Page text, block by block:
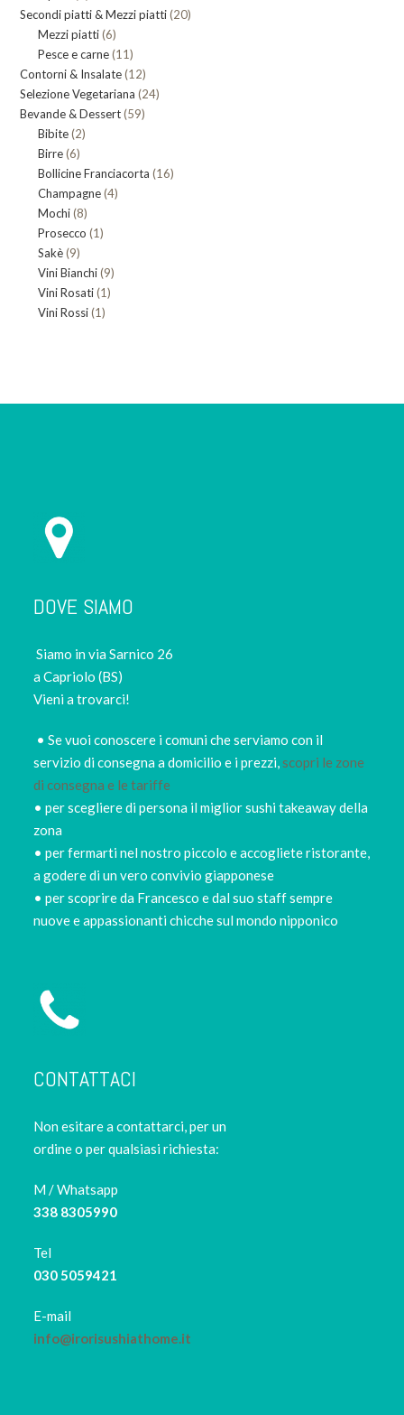
prodotti
Secondi piatti & Mezzi piatti 2020
Mezzi piatti 66
prodotti
Pesce e carne 1111
prodotti
Contorni & Insalate 1212
prodotti
Selezione Vegetariana 2424
Bevande & Dessert 5959
Bibite 22
Birre 66
prodotti
Bollicine Franciacorta 1616
Champagne 44
Mochi 88
prodotti
Prosecco 11
Sakè 99
prodotti
Vini Bianchi 99
Vini Rosati 11
Vini Rossi 11
DOVE SIAMO
Siamo in via Sarnico 26
a Capriolo (BS)
Vieni a trovarci!
• Se vuoi conoscere i comuni che serviamo con il
servizio di consegna a domicilio e i prezzi,scopri le zone
di consegna e le tariffe
• per scegliere di persona il miglior sushi takeaway della
zona
• per fermarti nel nostro piccolo e accogliete ristorante,
a godere di un vero convivio giapponese
• per scoprire da Francesco e dal suo staff sempre
nuove e appassionanti chicche sul mondo nipponico
CONTATTACI
Non esitare a contattarci, per un
ordine o per qualsiasi richiesta:
M / Whatsapp
338 8305990
Tel
030 5059421
E-mail
info@irorisushiathome.it